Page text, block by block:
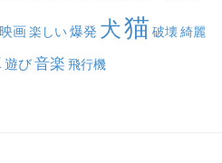
映画楽しい爆発 犬猫 破壊綺麗
遊び音楽 飛行機